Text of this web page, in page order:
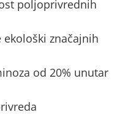
poljoprivrednih
ekološki značajnih
od 20% unutar